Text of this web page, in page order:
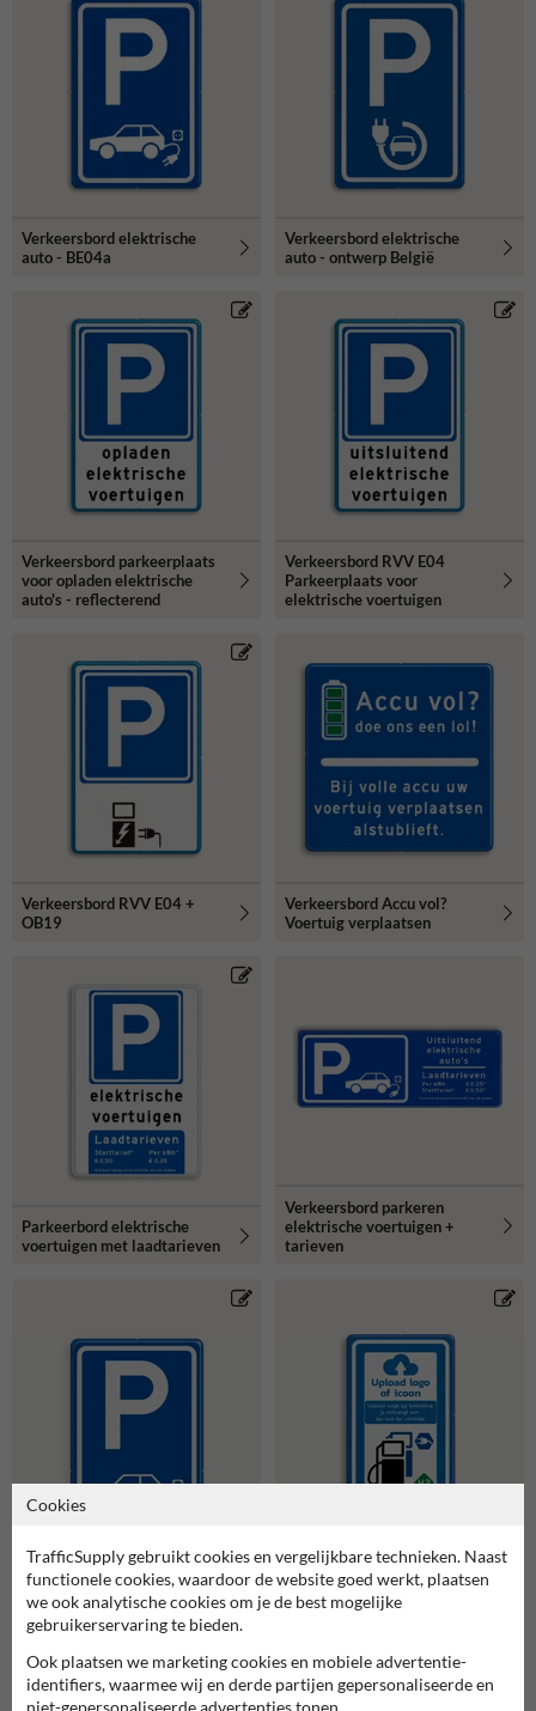
Verkeersbord elektrische
auto - BE04a
Verkeersbord elektrische
auto - ontwerp België
Verkeersbord parkeerplaats
voor opladen elektrische
auto's - reflecterend
Verkeersbord RVV E04
Parkeerplaats voor
elektrische voertuigen
Verkeersbord RVV E04 +
OB19
Verkeersbord Accu vol?
Voertuig verplaatsen
Parkeerbord elektrische
voertuigen met laadtarieven
Verkeersbord parkeren
elektrische voertuigen +
tarieven
Verkeersbord parkeren
Verkeersbord RVV
BW101_SP19 met pijl en
Cookies
TrafficSupply gebruikt cookies en vergelijkbare technieken. Naast
functionele cookies, waardoor de website goed werkt, plaatsen
we ook analytische cookies om je de best mogelijke
gebruikerservaring te bieden.
Ook plaatsen we marketing cookies en mobiele advertentie-
identifiers, waarmee wij en derde partijen gepersonaliseerde en
niet-gepersonaliseerde advertenties tonen